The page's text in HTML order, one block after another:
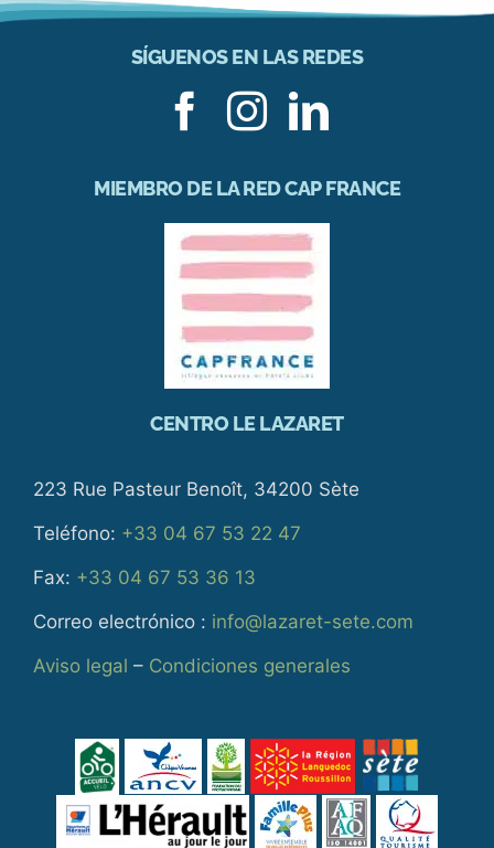
SÍGUENOS EN LAS REDES
MIEMBRO DE LA RED CAP FRANCE
CENTRO LE LAZARET
223 Rue Pasteur Benoît, 34200 Sète
Teléfono: +33 04 67 53 22 47
Fax: +33 04 67 53 36 13
Correo electrónico : info@lazaret-sete.com
Aviso legal – Condiciones generales